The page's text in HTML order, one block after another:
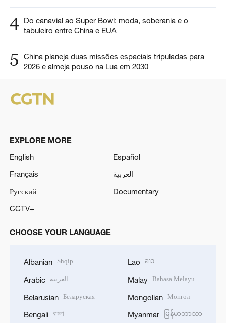
4 Do canavial ao Super Bowl: moda, soberania e o
tabuleiro entre China e EUA
5
China planeja duas missões espaciais tripuladas para
2026 e almeja pouso na Lua em 2030
EXPLORE MORE
English
Español
Français
العربية
Русский
Documentary
CCTV+
CHOOSE YOUR LANGUAGE
Albanian Shqip
Arabic العربية
Belarusian Беларуская
Bengali বাংলা
Lao ລາວ
Malay Bahasa Melayu
Mongolian Монгол
Myanmar မြန်မာဘာသာ